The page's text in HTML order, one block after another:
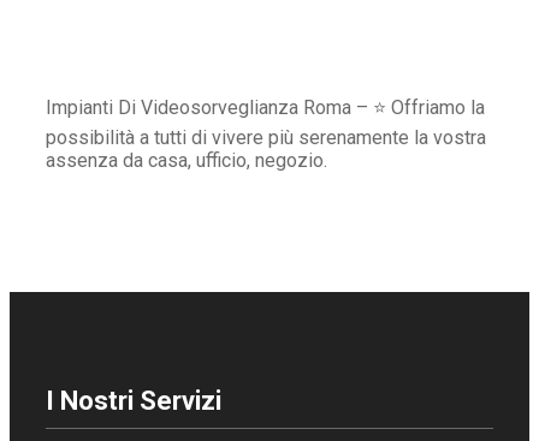
Impianti Di Videosorveglianza Roma – ⭐ Offriamo la
possibilità a tutti di vivere più serenamente la vostra
assenza da casa, ufficio, negozio.
I Nostri Servizi